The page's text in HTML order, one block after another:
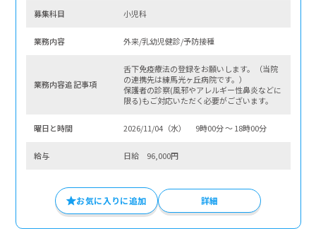
募集科⽬ 小児科
業務内容 外来/乳幼児健診/予防接種
業務内容追記事項
舌下免疫療法の登録をお願いします。（当院
の連携先は練馬光ヶ丘病院です。）
保護者の診察(風邪やアレルギー性鼻炎などに
限る)もご対応いただく必要がございます。
曜⽇と時間 2026/11/04（水） 9時00分 〜 18時00分
給与 日給 96,000円
お気に入りに追加 詳細